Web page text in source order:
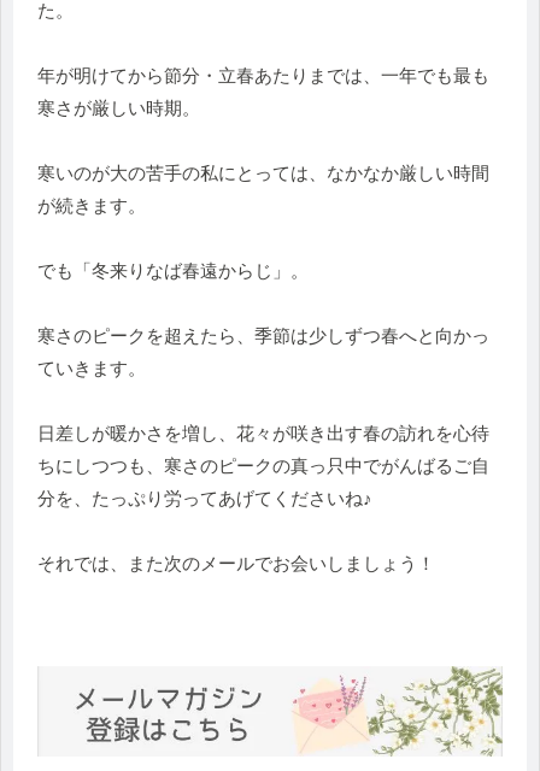
た。
年が明けてから節分・立春あたりまでは、 一年でも最も
寒さが厳しい時期。
寒いのが大の苦手の私にとっては、 なかなか厳しい時間
が続きます。
でも「冬来りなば春遠からじ」。
寒さのピークを超えたら、 季節は少しずつ春へと向かっ
ていきます。
日差しが暖かさを増し、 花々が咲き出す春の訪れを心待
ちにしつつも、 寒さのピークの真っ只中でがんばるご自
分を、 たっぷり労ってあげてくださいね♪
それでは、また次のメールでお会いしましょう！